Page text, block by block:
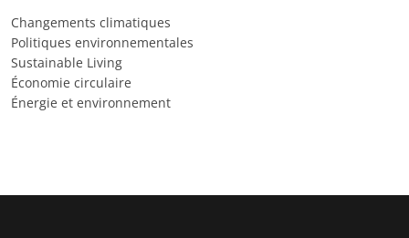
Changements climatiques
Politiques environnementales
Sustainable Living
Économie circulaire
Énergie et environnement